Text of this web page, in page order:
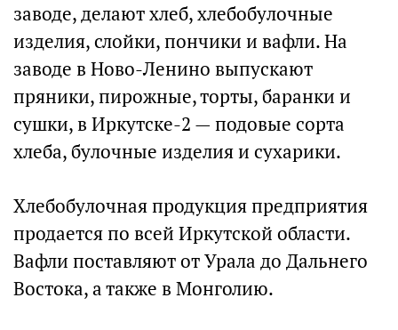
заводе, делают хлеб, хлебобулочные
изделия, слойки, пончики и вафли. На
заводе в Ново-Ленино выпускают
пряники, пирожные, торты, баранки и
сушки, в Иркутске-2 — подовые сорта
хлеба, булочные изделия и сухарики.
Хлебобулочная продукция предприятия
продается по всей Иркутской области.
Вафли поставляют от Урала до Дальнего
Востока, а также в Монголию.